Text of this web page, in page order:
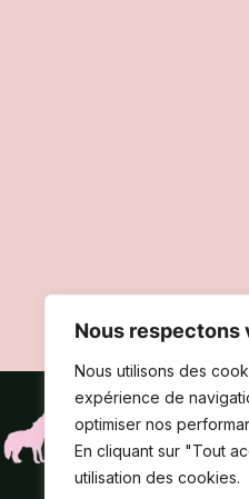
Nous respectons
Nous utilisons des
expérience de
optimiser nos
En cliquant sur "Tout
utilisation des cookies.